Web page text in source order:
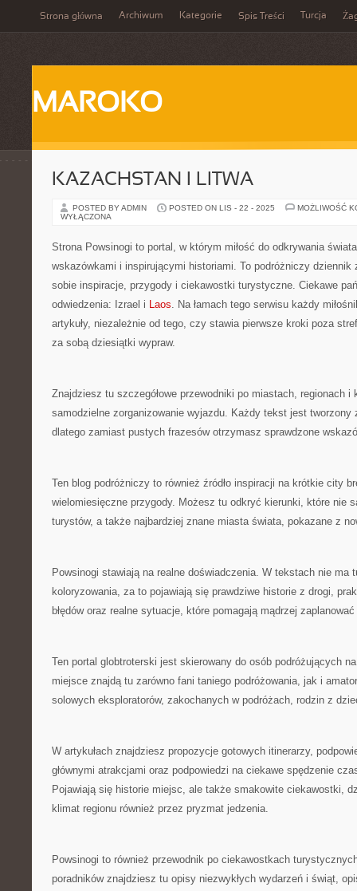
Strona główna Archiwum Kategorie Spis Treści Turcja
MAROKO
KAZACHSTAN I LITWA
POSTED BY ADMIN POSTED ON LIS - 22 - 2025
MOŻLIWOŚĆ
WYŁĄCZONA
Strona Powsinogi to portal, w którym miłość do odkrywania
wskazówkami i inspirującymi historiami. To podróżniczy dziennik
sobie inspiracje, przygody i ciekawostki turystyczne. Ciekawe
odwiedzenia: Izrael i Laos. Na łamach tego serwisu każdy
artykuły, niezależnie od tego, czy stawia pierwsze kroki poza
za sobą dziesiątki wypraw.
Znajdziesz tu szczegółowe przewodniki po miastach, regionach i
samodzielne zorganizowanie wyjazdu. Każdy tekst jest
dlatego zamiast pustych frazesów otrzymasz sprawdzone
Ten blog podróżniczy to również źródło inspiracji na krótkie city
wielomiesięczne przygody. Możesz tu odkryć kierunki, które nie
turystów, a także najbardziej znane miasta świata, pokazane z
Powsinogi stawiają na realne doświadczenia. W tekstach nie ma
koloryzowania, za to pojawiają się prawdziwe historie z drogi,
błędów oraz realne sytuacje, które pomagają mądrzej
Ten portal globtroterski jest skierowany do osób podróżujących
miejsce znajdą tu zarówno fani taniego podróżowania, jak i
solowych eksploratorów, zakochanych w podróżach, rodzin z
W artykułach znajdziesz propozycje gotowych itinerarzy,
głównymi atrakcjami oraz podpowiedzi na ciekawe spędzenie
Pojawiają się historie miejsc, ale także smakowite ciekawostki,
klimat regionu również przez pryzmat jedzenia.
Powsinogi to również przewodnik po ciekawostkach
poradników znajdziesz tu opisy niezwykłych wydarzeń i świąt,